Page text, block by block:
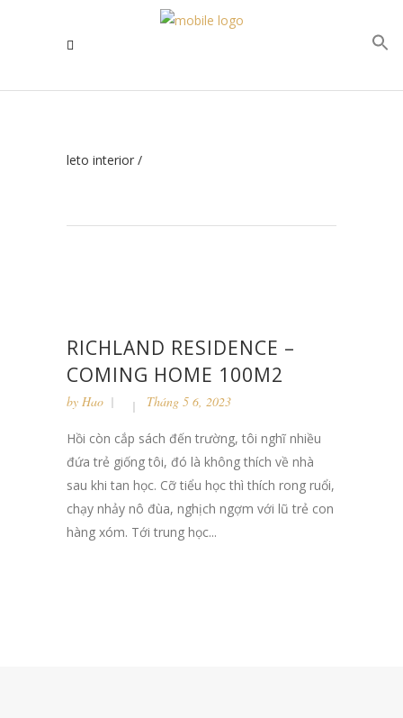
leto interior /
RICHLAND RESIDENCE –
COMING HOME 100M2
by Hao Tháng 5 6, 2023
Hồi còn cắp sách đến trường, tôi nghĩ nhiều
đứa trẻ giống tôi, đó là không thích về nhà
sau khi tan học. Cỡ tiểu học thì thích rong ruổi,
chạy nhảy nô đùa, nghịch ngợm với lũ trẻ con
hàng xóm. Tới trung học...